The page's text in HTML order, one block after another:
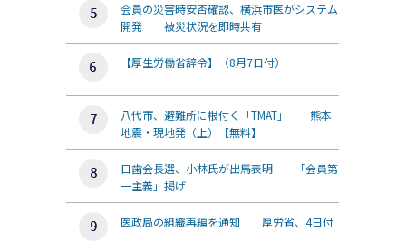
会員の災害時安否確認、横浜市医がシステム
開発 被災状況を即時共有
【厚生労働省辞令】（8月7日付）
八代市、避難所に根付く「TMAT」 熊本
地震・現地発（上）【無料】
日歯会長選、小林氏が出馬表明 「会員第
一主義」掲げ
医政局の組織再編を通知 厚労省、4日付